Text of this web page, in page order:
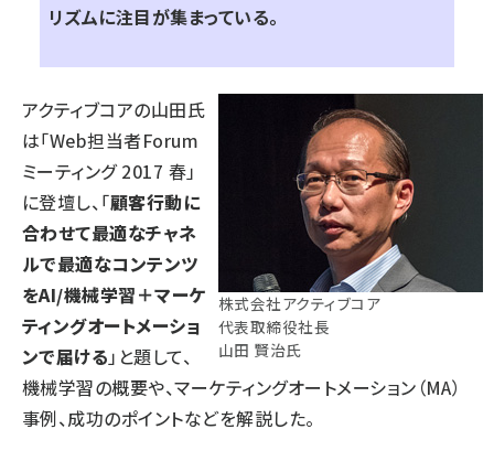
リズムに注目が集まっている。
株式会社アクティブコア
代表取締役社長
山田 賢治氏
アクティブコアの山田氏
は「Web担当者Forum
ミーティング 2017 春」
に登壇し、「顧客行動に
合わせて最適なチャネ
ルで最適なコンテンツ
をAI/機械学習＋マーケ
ティングオートメーショ
ンで届ける 」と題して、
機械学習の概要や、マーケティングオートメーション（MA）
事例、成功のポイントなどを解説した。